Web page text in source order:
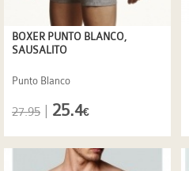
BOXER PUNTO BLANCO,
SAUSALITO
Punto Blanco
27.95 25.4€